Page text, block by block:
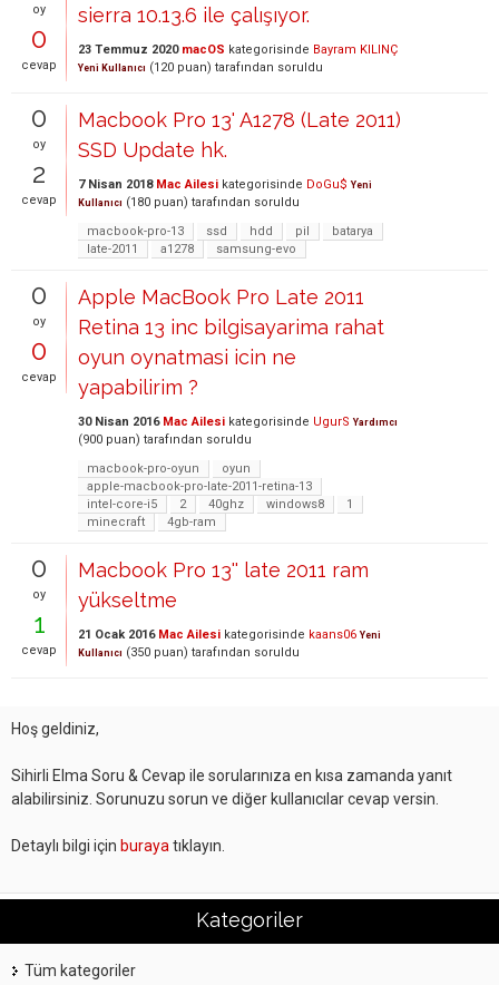
oy
0
cevap
sierra 10.13.6 ile çalışıyor.
23 Temmuz 2020 macOS kategorisinde Bayram KILINÇ
Yeni Kullanıcı (120 puan) tarafından soruldu
0
oy
2
cevap
Macbook Pro 13' A1278 (Late 2011)
SSD Update hk.
7 Nisan 2018 Mac Ailesi kategorisinde DoGu$ Yeni
Kullanıcı (180 puan) tarafından soruldu
macbook-pro-13
ssd hdd pil
batarya
late-2011
a1278 samsung-evo
0
oy
0
cevap
Apple MacBook Pro Late 2011
Retina 13 inc bilgisayarima rahat
oyun oynatmasi icin ne
yapabilirim ?
30 Nisan 2016 Mac Ailesi kategorisinde UgurS Yardımcı
(900 puan) tarafından soruldu
macbook-pro-oyun
oyun
apple-macbook-pro-late-2011-retina-13
intel-core-i5
2 40ghz windows8
1
minecraft
4gb-ram
0
oy
1
cevap
Macbook Pro 13'' late 2011 ram
yükseltme
21 Ocak 2016 Mac Ailesi kategorisinde kaans06 Yeni
Kullanıcı (350 puan) tarafından soruldu
Hoş geldiniz,
Sihirli Elma Soru & Cevap ile sorularınıza en kısa zamanda yanıt
alabilirsiniz. Sorunuzu sorun ve diğer kullanıcılar cevap versin.
Detaylı bilgi için buraya tıklayın.
Kategoriler
Tüm kategoriler